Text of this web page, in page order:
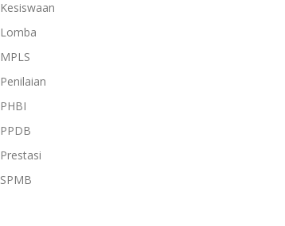
Kesiswaan
Lomba
MPLS
Penilaian
PHBI
PPDB
Prestasi
SPMB